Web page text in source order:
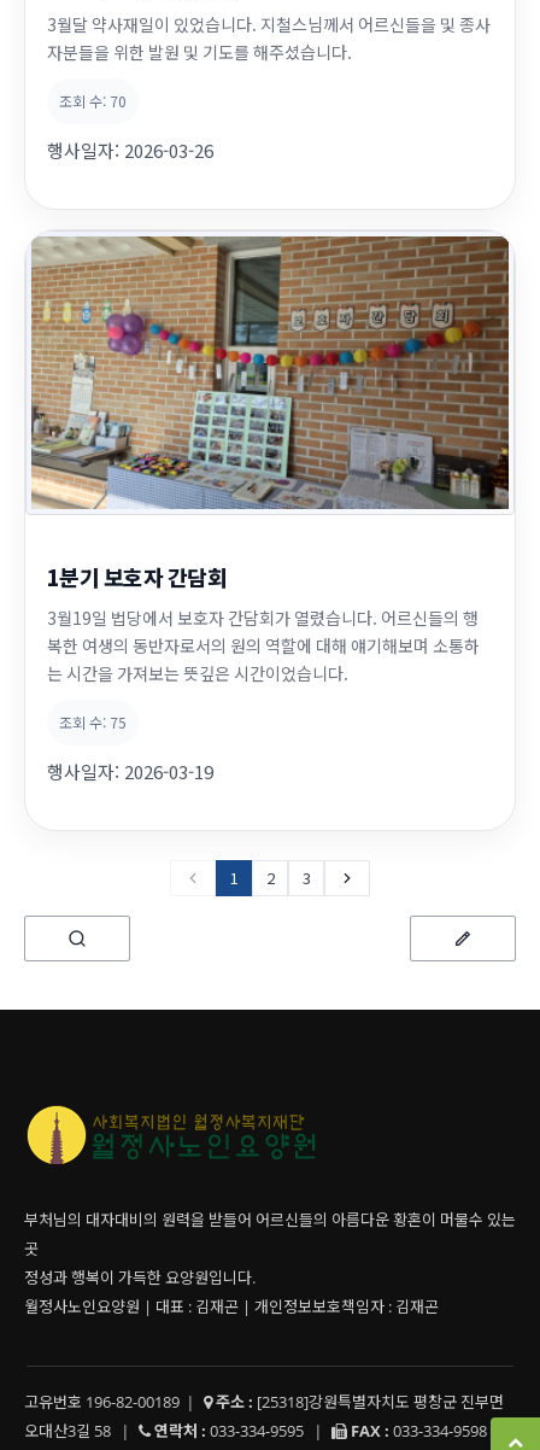
3월달 약사재일이 있었습니다. 지철스님께서 어르신들을 및 종사
자분들을 위한 발원 및 기도를 해주셨습니다.
조회 수: 70
행사일자: 2026-03-26
1분기 보호자 간담회
3월19일 법당에서 보호자 간담회가 열렸습니다. 어르신들의 행
복한 여생의 동반자로서의 원의 역할에 대해 얘기해보며 소통하
는 시간을 가져보는 뜻깊은 시간이었습니다.
조회 수: 75
행사일자: 2026-03-19
1 2 3
부처님의 대자대비의 원력을 받들어 어르신들의 아름다운 황혼이 머물수 있는
곳
정성과 행복이 가득한 요양원입니다.
월정사노인요양원 | 대표 : 김재곤 | 개인정보보호책임자 : 김재곤
고유번호 196-82-00189 | 주소 : [25318]강원특별자치도 평창군 진부면
오대산3길 58
| 연락처 : 033-334-9595 | FAX : 033-334-9598